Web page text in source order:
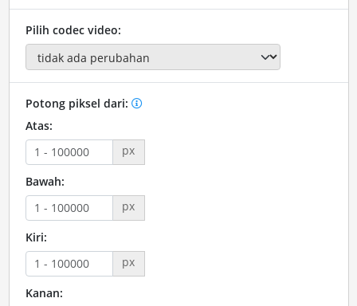
Pilih codec video:
Potong piksel dari:
Atas:
px
Bawah:
px
Kiri:
px
Kanan: